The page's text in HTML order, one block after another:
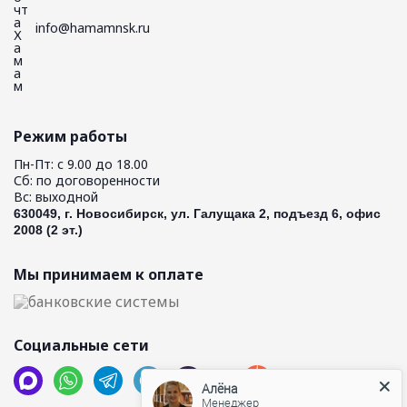
info@hamamnsk.ru
Режим работы
Пн-Пт: с 9.00 до 18.00
Сб: по договоренности
Вс: выходной
630049, г. Новосибирск, ул. Галущака 2, подъезд 6, офис
2008 (2 эт.)
Мы принимаем к оплате
Социальные сети
Алёна
Менеджер